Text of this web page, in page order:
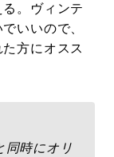
。ヴィンテ
いいので、
方にオスス
同時にオリ